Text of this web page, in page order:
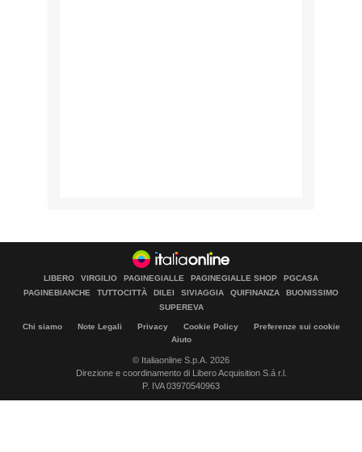
LIBERO VIRGILIO PAGINEGIALLE PAGINEGIALLE SHOP
PGCASA
PAGINEBIANCHE
TUTTOCITTÀ DILEI SIVIAGGIA QUIFINANZA
BUONISSIMO
SUPEREVA
Chi siamo Note Legali Privacy Cookie Policy
Preferenze sui cookie
Aiuto
© Italiaonline S.p.A. 2026
Direzione e coordinamento di Libero Acquisition S.á r.l.
P. IVA 03970540963